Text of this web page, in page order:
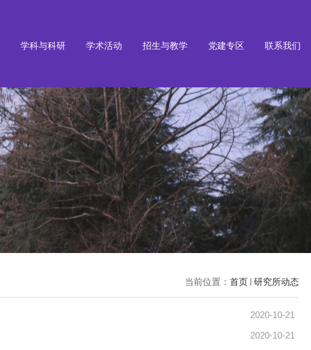
学科与科研 学术活动 招生与教学 党建专区 联系我们
当前位置： 首页 研究所动态
2020-10-21
2020-10-21